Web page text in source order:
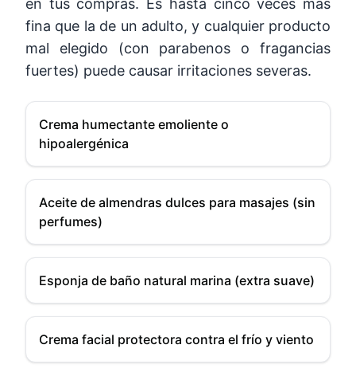
en tus compras. Es hasta cinco veces más
fina que la de un adulto, y cualquier producto
mal elegido (con parabenos o fragancias
fuertes) puede causar irritaciones severas.
Crema humectante emoliente o
hipoalergénica
Aceite de almendras dulces para masajes (sin
perfumes)
Esponja de baño natural marina (extra suave)
Crema facial protectora contra el frío y viento